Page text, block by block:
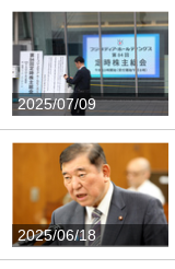
2025/07/09
2025/06/18